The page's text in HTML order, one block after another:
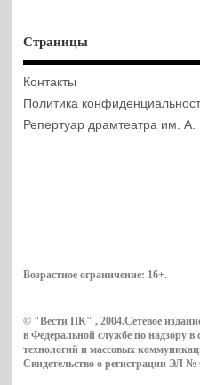
Страницы
Контакты
Политика
Репертуар драмтеатра им. А.
Возрастное ограничение: 16+.
© "Вести ПК" , 2004.Сетевое
в Федеральной службе по надзору
технологий и массовых
Свидетельство о регистрации ЭЛ